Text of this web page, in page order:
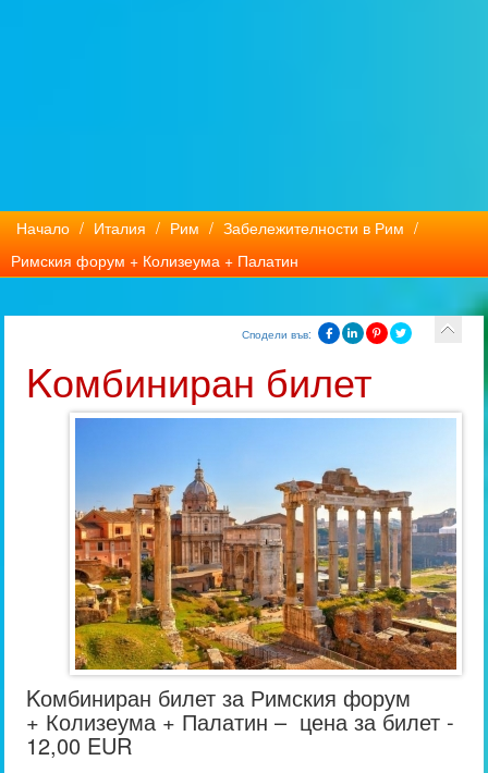
Начало / Италия / Рим / Забележителности в Рим /
Римския форум + Колизеума + Палатин
Сподели във:
Kомбиниран билет
Kомбиниран билет за Римския форум
+ Колизеума + Палатин – цена за билет -
12,00 EUR